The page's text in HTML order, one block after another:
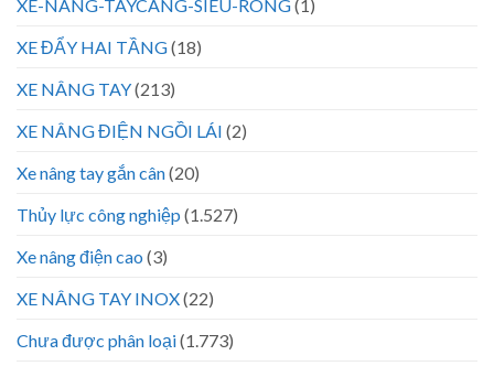
XE-NANG-TAYCANG-SIEU-RONG(1)
XE ĐẨY HAI TẦNG(18)
XE NÂNG TAY(213)
XE NÂNG ĐIỆN NGỒI LÁI (2)
Xe nâng tay gắn cân(20)
Thủy lực công nghiệp (1.527)
Xe nâng điện cao (3)
XE NÂNG TAY INOX(22)
Chưa được phân loại(1.773)